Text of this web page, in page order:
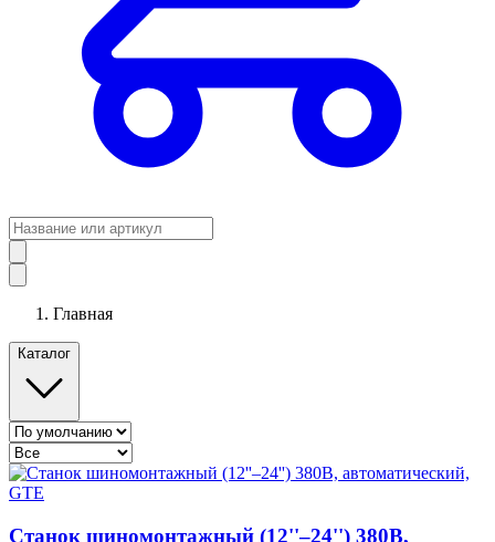
Главная
Каталог
Станок шиномонтажный (12''–24'') 380В,